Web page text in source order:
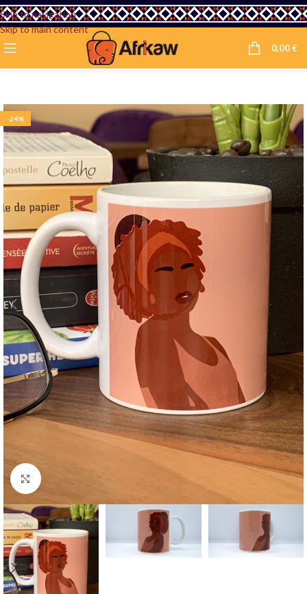
Skip to navigation
Skip to main content
0,00€
-24%
Agrandir